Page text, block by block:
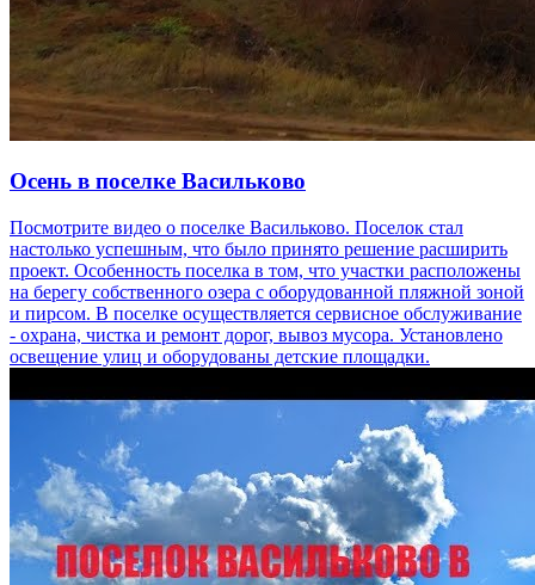
Осень в поселке Васильково
Посмотрите видео о поселке Васильково. Поселок стал
настолько успешным, что было принято решение расширить
проект. Особенность поселка в том, что участки расположены
на берегу собственного озера с оборудованной пляжной зоной
и пирсом. В поселке осуществляется сервисное обслуживание
- охрана, чистка и ремонт дорог, вывоз мусора. Установлено
освещение улиц и оборудованы детские площадки.